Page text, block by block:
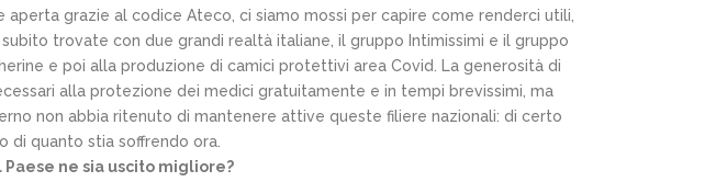
grazie al codice Ateco, ci siamo mossi per capire come renderci utili,
trovate con due grandi realtà italiane, il gruppo Intimissimi e il gruppo
e poi alla produzione di camici protettivi area Covid. La generosità di
alla protezione dei medici gratuitamente e in tempi brevissimi, ma
non abbia ritenuto di mantenere attive queste filiere nazionali: di certo
quanto stia soffrendo ora.
ne sia uscito migliore?